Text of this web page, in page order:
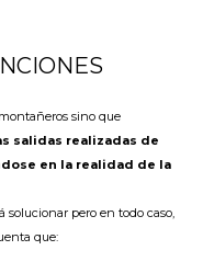
sino que
salidas realizadas de
en la realidad de la
pero en todo caso,
que: